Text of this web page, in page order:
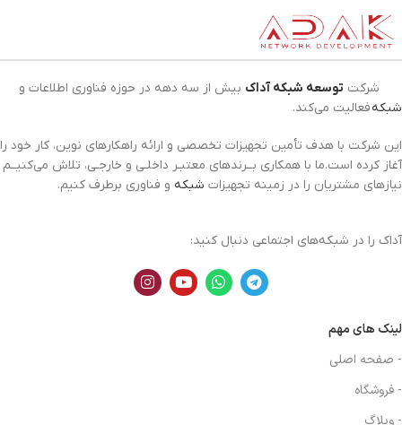
شرکت توسعه شبکه آداک بیش از سه دهه در حوزه فناوری اطلاعات و
شبکهفعالیت می‌کند.
این شرکت با هدف تأمین تجهیزات تخصصی و ارائه راهکارهای نوین، کار خود را
آغاز کرده است.ما با همکاری بــرندهای معتبـر داخلـی و خارجـی، تلاش می‌کنیــم
نیازهای مشتریان را در زمینه تجهیزات شبکه و فناوری برطرف کنیم.
آداک را در شبکه‌های اجتماعی دنبال کنید:
لینک های مهم
- صفحه اصلی
- فروشگاه